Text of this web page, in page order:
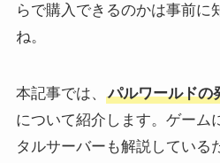
らで購入できるのかは事前に
ね。
本記事では、
パルワールドの
について紹介します。ゲーム
タルサーバーも解説している